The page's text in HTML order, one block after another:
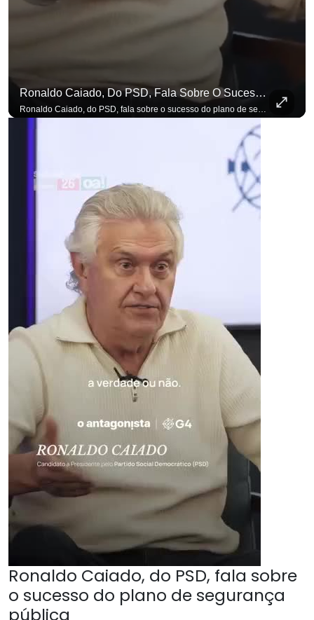
Ronaldo Caiado, Do PSD, Fala Sobre O Sucesso Do Plano De Segurança Pública
Ronaldo Caiado, do PSD, fala sobre o sucesso do plano de segurança pública como governador de Goiás, sendo um incentivo aos empreendedores locais. Se você busca informação com credibilidade, inscreva-se agora e ative o
Ronaldo Caiado, do PSD, fala sobre
o sucesso do plano de segurança
pública